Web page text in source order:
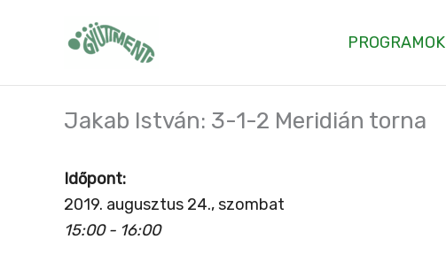
PROGRAMOK
Jakab István: 3-1-2 Meridián torna
Időpont:
2019. augusztus 24., szombat
15:00 - 16:00